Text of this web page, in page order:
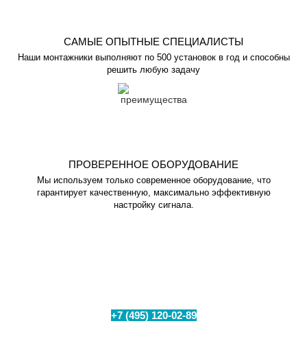
САМЫЕ ОПЫТНЫЕ СПЕЦИАЛИСТЫ
Наши монтажники выполняют по 500 установок в год и способны
решить любую задачу
ПРОВЕРЕННОЕ ОБОРУДОВАНИЕ
Мы используем только современное оборудование, что
гарантирует качественную, максимально эффективную
настройку сигнала.
+7 (495) 120-02-89